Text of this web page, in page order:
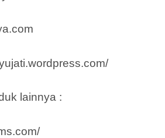
lainnya :